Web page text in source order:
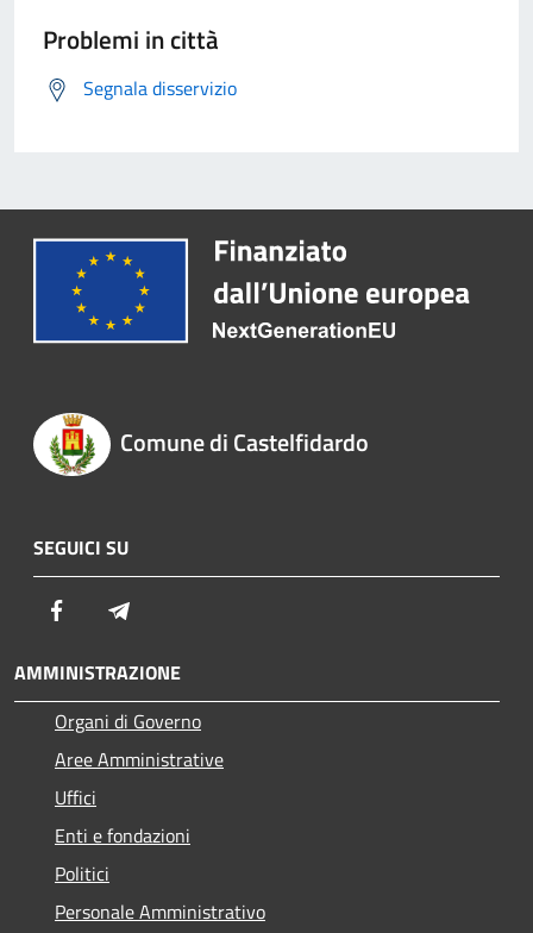
Problemi in città
Segnala disservizio
Comune di Castelfidardo
SEGUICI SU
Facebook
AMMINISTRAZIONE
Organi di Governo
Aree Amministrative
Uffici
Enti e fondazioni
Politici
Personale Amministrativo